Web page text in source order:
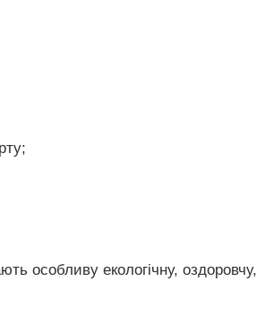
особливу екологічну, оздоровчу,